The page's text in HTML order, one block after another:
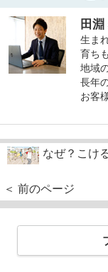
田
生ま
育ち
地域
長年
お客
なぜ？こけ
＜ 前のページ